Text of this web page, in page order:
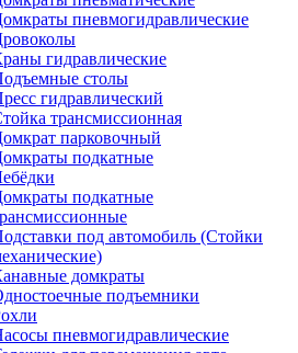
пневмогидравлические
гидравлические
столы
гидравлический
трансмиссионная
парковочный
подкатные
подкатные
под автомобиль (Стойки
домкраты
подъемники
пневмогидравлические